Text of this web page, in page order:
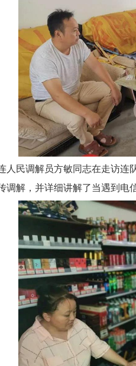
人民调解员方敏同志在走访
调解，并详细讲解了当遇到电